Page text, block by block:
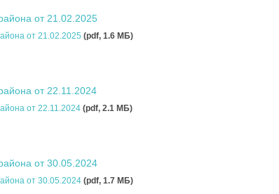
от 21.02.2025
от 21.02.2025 (pdf, 1.6 MБ)
от 22.11.2024
от 22.11.2024 (pdf, 2.1 MБ)
от 30.05.2024
от 30.05.2024 (pdf, 1.7 MБ)